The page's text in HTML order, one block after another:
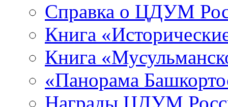
Справка о ЦДУМ
Книга
Книга
«Панорама